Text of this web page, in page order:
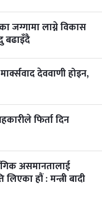
जग्गामा लाग्ने विकास
बढाइँदै
देववाणी होइन,
फिर्ता दिन
असमानतालाई
लिएका हौं : मन्त्री बादी